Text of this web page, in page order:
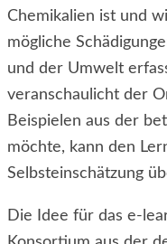
Chemikalien ist und
mögliche
und der Umwelt
veranschaulicht der
Beispielen aus der
möchte, kann den
Selbsteinschätzung
Die Idee für das e-